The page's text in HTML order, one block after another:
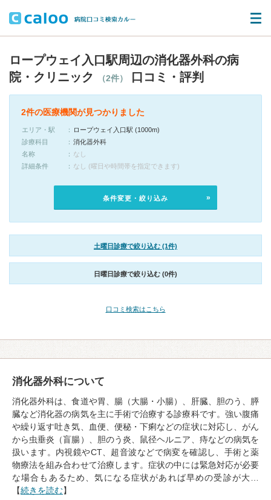
ロープウェイ入口駅周辺の消化器外科の病
院・クリニック
（2件） 口コミ・評判
2件の医療機関が見つかりました
エリア・駅
ロープウェイ入口駅 (1000m)
診療科目
消化器外科
名称
なし
詳細条件
なし (曜日や時間帯を指定できます)
条件変更・絞り込み
土曜日診療で絞り込む (1件)
日曜日診療で絞り込む (0件)
口コミ検索はこちら
消化器外科について
消化器外科は、食道や胃、腸（大腸・小腸）、肝臓、胆のう、膵
臓など消化器の病気を主に手術で治療する診療科です。強い腹痛
や繰り返す吐き気、血便、便秘・下痢などの症状に対応し、がん
から虫垂炎（盲腸）、胆のう炎、鼠径ヘルニア、痔などの病気を
扱います。内視鏡やCT、超音波などで病変を確認し、手術と薬
物療法を組み合わせて治療します。症状の中には緊急対応が必要
な場合もあるため、気になる症状があれば早めの受診が大…
【続きを読む】